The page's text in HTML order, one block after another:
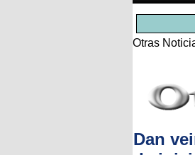
Otras
Dan